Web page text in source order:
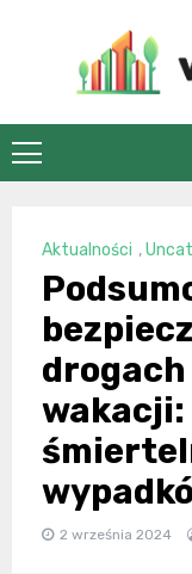
Aktualności ,
drogach
wakacji:
2 września 2024